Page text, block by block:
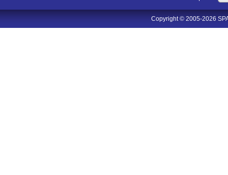
Copyright © 2005-2026